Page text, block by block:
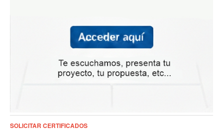
SOLICITAR CERTIFICADOS